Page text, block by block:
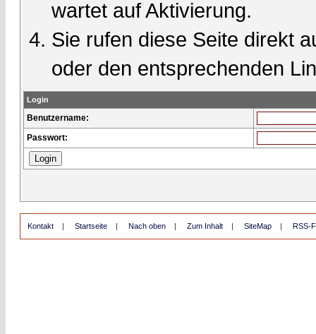
wartet auf Aktivierung.
Sie rufen diese Seite direkt
oder den entsprechenden
Login
Benutzername:
Passwort:
Kontakt | Startseite | Nach oben | Zum Inhalt | SiteMap | RSS-